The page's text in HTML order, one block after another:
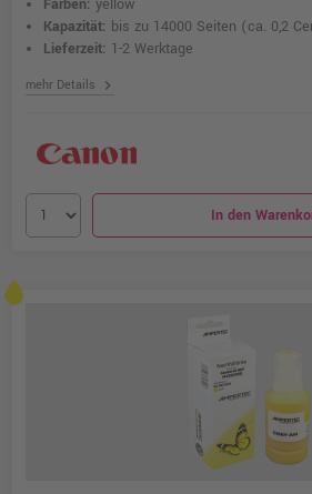
Farben: yellow
Kapazität: bis zu 14000 Seiten (ca. 0,2
Lieferzeit: 1-2 Werktage
mehr Details chevron_right
In den